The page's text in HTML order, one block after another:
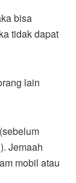
bisa
tidak dapat
lain
Jemaah
mobil atau